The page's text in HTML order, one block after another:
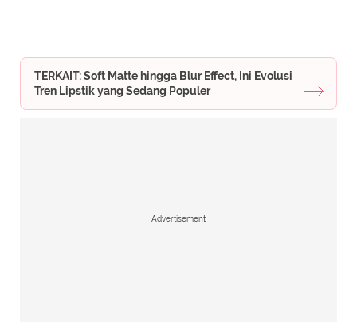
TERKAIT: Soft Matte hingga Blur Effect, Ini Evolusi
Tren Lipstik yang Sedang Populer
Advertisement